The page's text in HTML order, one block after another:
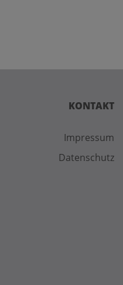
KONTAKT
Impressum
Datenschutz